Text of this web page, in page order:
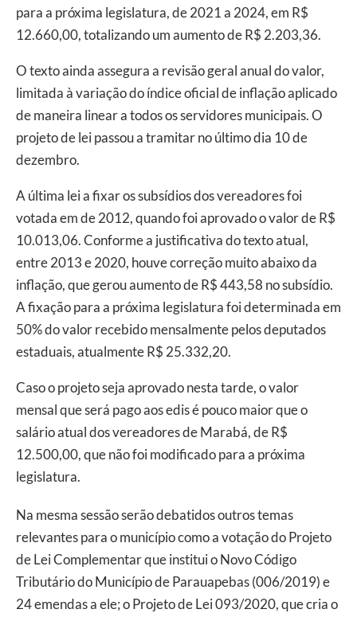
para a próxima legislatura, de 2021 a 2024, em R$
12.660,00, totalizando um aumento de R$ 2.203,36.
O texto ainda assegura a revisão geral anual do valor,
limitada à variação do índice oficial de inflação aplicado
de maneira linear a todos os servidores municipais. O
projeto de lei passou a tramitar no último dia 10 de
dezembro.
A última lei a fixar os subsídios dos vereadores foi
votada em de 2012, quando foi aprovado o valor de R$
10.013,06. Conforme a justificativa do texto atual,
entre 2013 e 2020, houve correção muito abaixo da
inflação, que gerou aumento de R$ 443,58 no subsídio.
A fixação para a próxima legislatura foi determinada em
50% do valor recebido mensalmente pelos deputados
estaduais, atualmente R$ 25.332,20.
Caso o projeto seja aprovado nesta tarde, o valor
mensal que será pago aos edis é pouco maior que o
salário atual dos vereadores de Marabá, de R$
12.500,00, que não foi modificado para a próxima
legislatura.
Na mesma sessão serão debatidos outros temas
relevantes para o município como a votação do Projeto
de Lei Complementar que institui o Novo Código
Tributário do Município de Parauapebas (006/2019) e
24 emendas a ele; o Projeto de Lei 093/2020, que cria o